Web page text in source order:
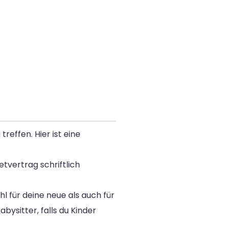
Hier ist eine
schriftlich
für deine neue als auch für
falls du Kinder